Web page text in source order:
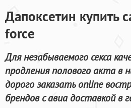
Дапоксетин купить
force
Для незабываемого секса
продления полового акта
дорого заказать online
брендов с авиа доставкой в